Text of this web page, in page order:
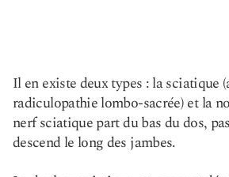
Il en existe deux types : la sciatique
radiculopathie lombo-sacrée) et la
nerf sciatique part du bas du dos,
descend le long des jambes.